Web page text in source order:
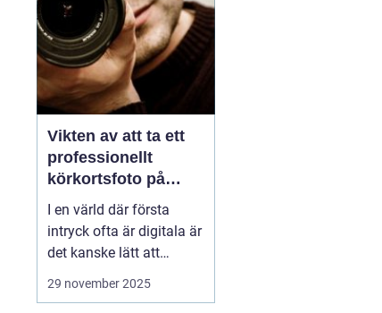
Vikten av att ta ett
professionellt
körkortsfoto på
Östermalm
I en värld där första
intryck ofta är digitala är
det kanske lätt att
glömma bort vikten av
29 november 2025